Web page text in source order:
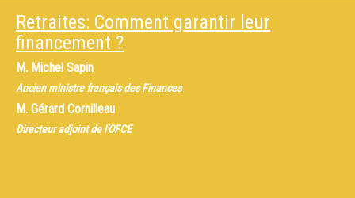
Retraites: Comment garantir leur
financement ?
M. Michel Sapin
Ancien ministre français des Finances
M. Gérard Cornilleau
Directeur adjoint de l'OFCE